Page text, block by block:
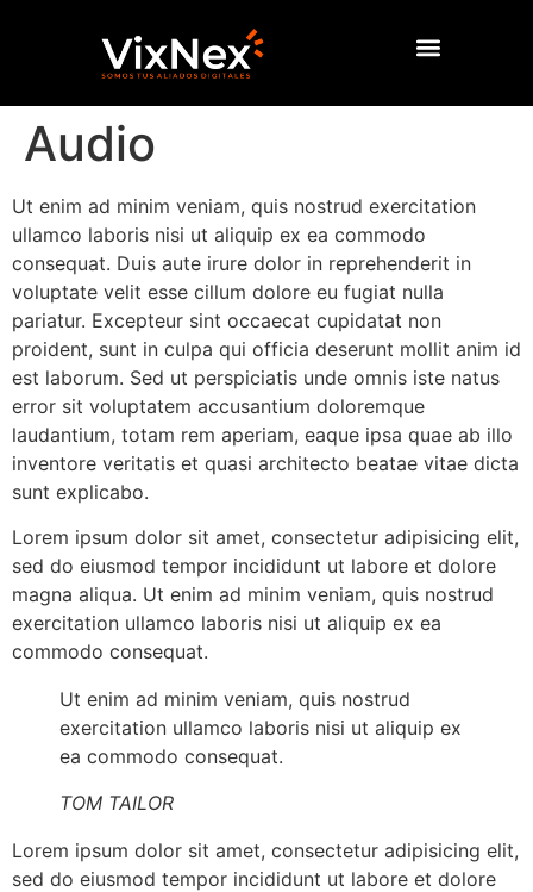
Audio
Ut enim ad minim veniam, quis nostrud exercitation
ullamco laboris nisi ut aliquip ex ea commodo
consequat. Duis aute irure dolor in reprehenderit in
voluptate velit esse cillum dolore eu fugiat nulla
pariatur. Excepteur sint occaecat cupidatat non
proident, sunt in culpa qui officia deserunt mollit anim id
est laborum. Sed ut perspiciatis unde omnis iste natus
error sit voluptatem accusantium doloremque
laudantium, totam rem aperiam, eaque ipsa quae ab illo
inventore veritatis et quasi architecto beatae vitae dicta
sunt explicabo.
Lorem ipsum dolor sit amet, consectetur adipisicing elit,
sed do eiusmod tempor incididunt ut labore et dolore
magna aliqua. Ut enim ad minim veniam, quis nostrud
exercitation ullamco laboris nisi ut aliquip ex ea
commodo consequat.
Ut enim ad minim veniam, quis nostrud
exercitation ullamco laboris nisi ut aliquip ex
ea commodo consequat.
TOM TAILOR
Lorem ipsum dolor sit amet, consectetur adipisicing elit,
sed do eiusmod tempor incididunt ut labore et dolore